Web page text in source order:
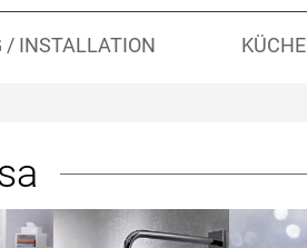
/ INSTALLATION KÜCHE